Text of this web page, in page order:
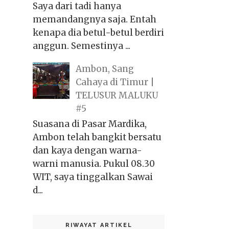
Saya dari tadi hanya
memandangnya saja. Entah
kenapa dia betul-betul berdiri
anggun. Semestinya ...
Ambon, Sang
Cahaya di Timur |
TELUSUR MALUKU
#5
Suasana di Pasar Mardika,
Ambon telah bangkit bersatu
dan kaya dengan warna-
warni manusia. Pukul 08.30
WIT, saya tinggalkan Sawai
d...
RIWAYAT ARTIKEL